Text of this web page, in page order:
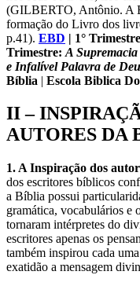
(GILBERTO, Antônio. A
formação do Livro dos
p.41). EBD | 1°
Trimestre: A
e Infalível Palavra de
Bíblia | Escola Biblica
II –
AUTORES DA
1. A Inspiração dos
dos escritores bíblicos
a Bíblia possui
gramática, vocabulários e
tornaram intérpretes do
escritores apenas os
também inspirou cada
exatidão a mensagem